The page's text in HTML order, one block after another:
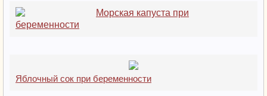
Морская капуста при
беременности
Яблочный сок при беременности